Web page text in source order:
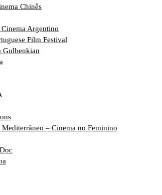
Chinês
Argentino
Film Festival
Gulbenkian
Mediterrâneo – Cinema no Feminino